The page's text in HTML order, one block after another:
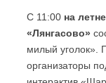
С 11:00 на
«Лянгасово»
милый уголок».
организаторы